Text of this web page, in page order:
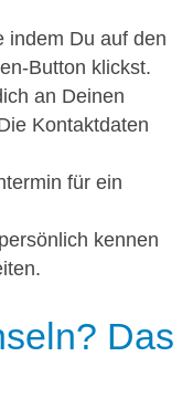
indem Du auf den
Button klickst.
an Deinen
Kontaktdaten
für ein
kennen
Das